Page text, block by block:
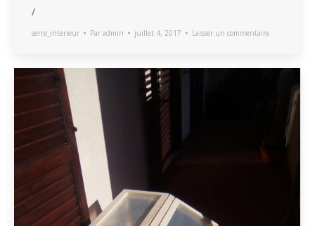
/
serre_interieur Par admin juillet 4, 2017 Laisser un commentaire